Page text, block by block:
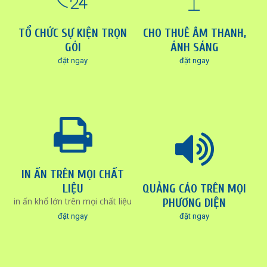
TỔ CHỨC SỰ KIỆN TRỌN
GÓI
đặt ngay
CHO THUÊ ÂM THANH,
ÁNH SÁNG
đặt ngay
IN ẤN TRÊN MỌI CHẤT
LIỆU
in ấn khổ lớn trên mọi chất liệu
đặt ngay
QUẢNG CÁO TRÊN MỌI
PHƯƠNG DIỆN
đặt ngay